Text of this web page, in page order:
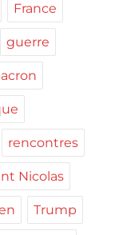
France
guerre
rencontres
Nicolas
Trump